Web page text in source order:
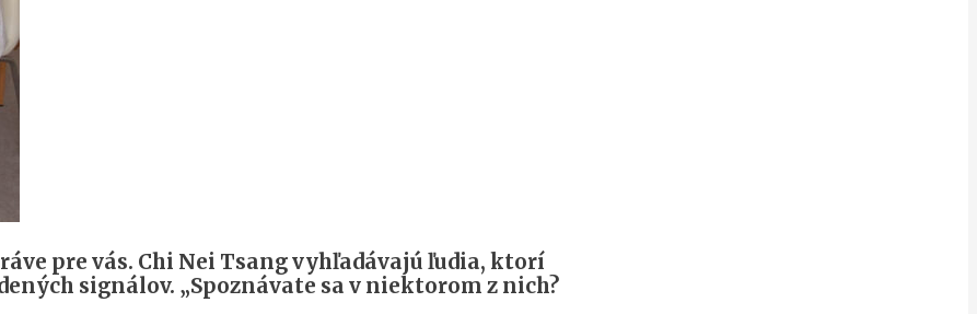
pre vás. Chi Nei Tsang vyhľadávajú ľudia, ktorí
signálov. „Spoznávate sa v niektorom z nich?